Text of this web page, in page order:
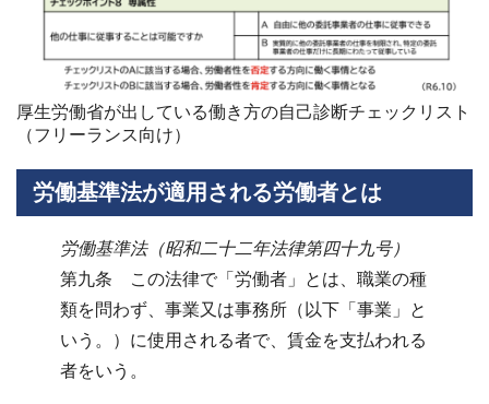
厚生労働省が出している働き方の自己診断チェックリスト
（フリーランス向け）
労働基準法が適用される労働者とは
労働基準法（昭和二十二年法律第四十九号）
第九条 この法律で「労働者」とは、職業の種
類を問わず、事業又は事務所（以下「事業」と
いう。）に使用される者で、賃金を支払われる
者をいう。